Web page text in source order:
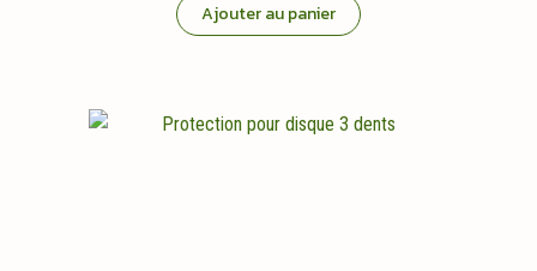
Ajouter au panier